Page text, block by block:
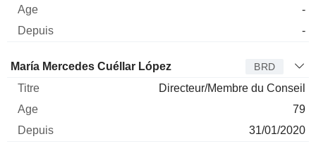
-
-
Administrateur Titre Age Depuis
María Mercedes Cuéllar López BRD
Directeur/Membre du Conseil
79
31/01/2020